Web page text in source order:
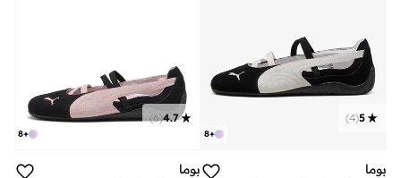
+
8
5
(
4
)
بوما
+
8
4.7
(
6
)
بوما